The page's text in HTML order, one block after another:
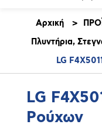
Αρχική >
Πλυντήρια,
LG
LG
Ρούχων